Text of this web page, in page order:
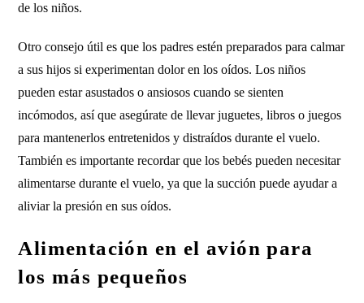
de los niños.
Otro consejo útil es que los padres estén preparados para calmar
a sus hijos si experimentan dolor en los oídos. Los niños
pueden estar asustados o ansiosos cuando se sienten
incómodos, así que asegúrate de llevar juguetes, libros o juegos
para mantenerlos entretenidos y distraídos durante el vuelo.
También es importante recordar que los bebés pueden necesitar
alimentarse durante el vuelo, ya que la succión puede ayudar a
aliviar la presión en sus oídos.
Alimentación en el avión para
los más pequeños